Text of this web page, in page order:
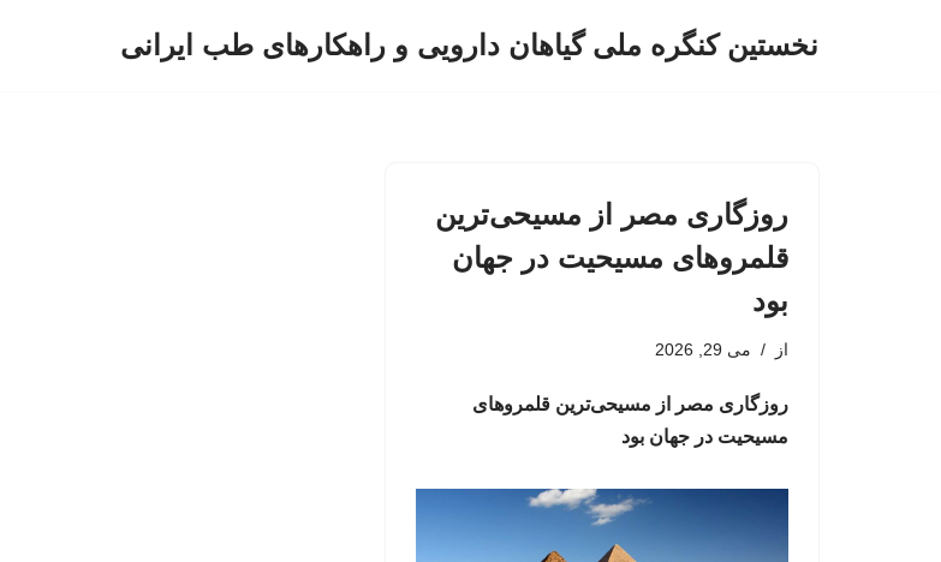
نخستین کنگره ملی گیاهان دارویی و راهکارهای طب ایرانی
روزگاری مصر از مسیحی‌ترین
قلمروهای مسیحیت در جهان
بود
از می 29, 2026
روزگاری مصر از مسیحی‌ترین قلمروهای
مسیحیت در جهان بود